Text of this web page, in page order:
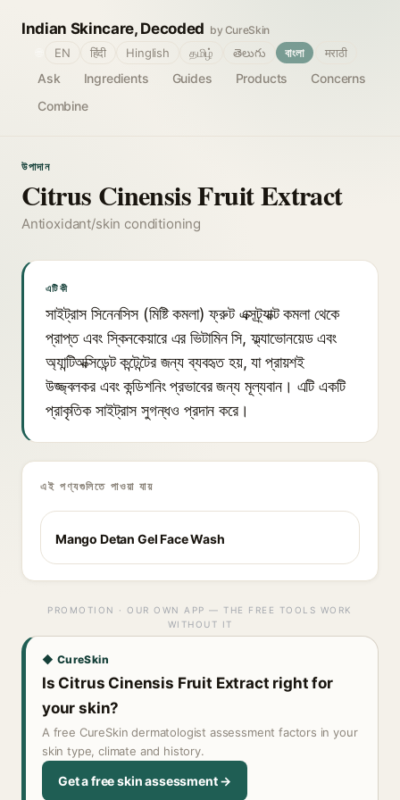
Indian Skincare, Decoded by CureSkin
Ask Ingredients Guides Products
Concerns
Combine
EN हिंदी Hinglish தமிழ் తెలుగు বাংলা मराठी
উপাদান
Citrus Cinensis Fruit Extract
Antioxidant/skin conditioning
এটি কী
সাইট্রাস সিনেনসিস (মিষ্টি কমলা) ফ্রুট এক্সট্র্যাক্ট কমলা থেকে
প্রাপ্ত এবং স্কিনকেয়ারে এর ভিটামিন সি, ফ্ল্যাভোনয়েড এবং
অ্যান্টিঅক্সিডেন্ট কন্টেন্টের জন্য ব্যবহৃত হয়, যা প্রায়শই
উজ্জ্বলকর এবং কন্ডিশনিং প্রভাবের জন্য মূল্যবান। এটি একটি
প্রাকৃতিক সাইট্রাস সুগন্ধও প্রদান করে।
এই পণ্যগুলিতে পাওয়া যায়
Mango Detan Gel Face Wash
PROMOTION · OUR OWN APP — THE FREE TOOLS WORK
WITHOUT IT
◆ CureSkin
Is Citrus Cinensis Fruit Extract right for
your skin?
A free CureSkin dermatologist assessment factors in your
skin type, climate and history.
Get a free skin assessment →